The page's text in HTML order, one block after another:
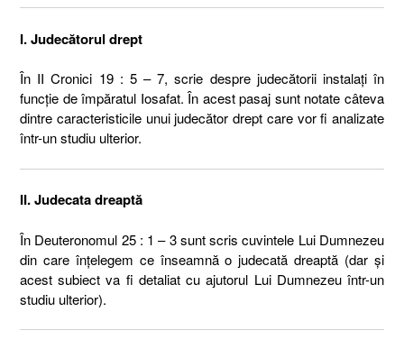
I. Judecătorul drept
În II Cronici 19 : 5 – 7, scrie despre judecătorii instalați în
funcție de împăratul Iosafat. În acest pasaj sunt notate câteva
dintre caracteristicile unui judecător drept care vor fi analizate
într-un studiu ulterior.
II. Judecata dreaptă
În Deuteronomul 25 : 1 – 3 sunt scris cuvintele Lui Dumnezeu
din care înțelegem ce înseamnă o judecată dreaptă (dar și
acest subiect va fi detaliat cu ajutorul Lui Dumnezeu într-un
studiu ulterior).